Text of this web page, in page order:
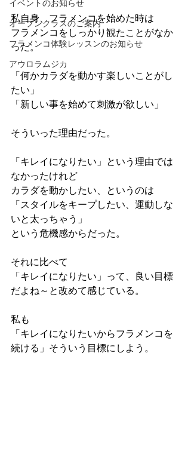
イベントのお知らせ
オープンクラスのご案内
フラメンコ体験レッスンのお知らせ
アウロラムジカ
私自身、フラメンコを始めた時は
フラメンコをしっかり観たことがなか
った。
「何かカラダを動かす楽しいことがし
たい」
「新しい事を始めて刺激が欲しい」
そういった理由だった。
「キレイになりたい」という理由では
なかったけれど
カラダを動かしたい、というのは
「スタイルをキープしたい、運動しな
いと太っちゃう」
という危機感からだった。
それに比べて
「キレイになりたい」って、良い目標
だよね～と改めて感じている。
私も
「キレイになりたいからフラメンコを
続ける」そういう目標にしよう。